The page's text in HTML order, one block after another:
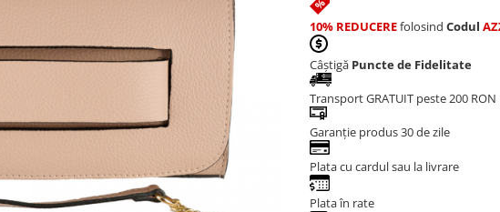
10% REDUCEREfolosind Codul
Câștigă Puncte de Fidelitate
Transport GRATUIT peste 200 RON
Garanție produs 30 de zile
Plata cu cardul sau la livrare
Plata în rate